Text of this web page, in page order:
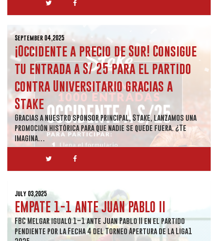
September 04,2025
¡Occidente a precio de Sur! Consigue
tu entrada a S/ 25 para el partido
contra Universitario gracias a
Stake
Gracias a nuestro sponsor principal, Stake, lanzamos una
promoción histórica para que nadie se quede fuera. ¿Te
imagina…
July 03,2025
EMPATE 1-1 ANTE JUAN PABLO II
FBC Melgar igualó 1–1 ante Juan Pablo II en el partido
pendiente por la Fecha 4 del Torneo Apertura de la Liga1